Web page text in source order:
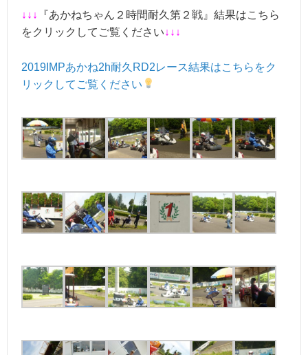
↓↓↓
『あかねちゃん２時間耐久第２戦』結果はこちら
をクリックしてご覧ください↓ ↓ ↓
2019IMPあかね2h耐久RD2レース結果はこちらをク
リックしてご覧ください